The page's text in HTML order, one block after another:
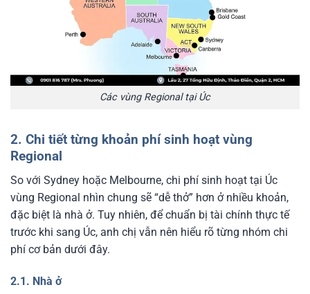
Các vùng Regional tại Úc
2. Chi tiết từng khoản phí sinh hoạt vùng
Regional
So với Sydney hoặc Melbourne, chi phí sinh hoạt tại Úc
vùng Regional nhìn chung sẽ “dễ thở” hơn ở nhiều khoản,
đặc biệt là nhà ở. Tuy nhiên, để chuẩn bị tài chính thực tế
trước khi sang Úc, anh chị vẫn nên hiểu rõ từng nhóm chi
phí cơ bản dưới đây.
2.1. Nhà ở